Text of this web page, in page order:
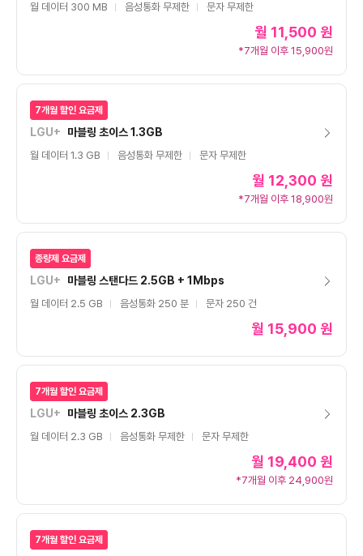
월 데이터 300 MB 음성통화 무제한 문자 무제한
월 11,500 원
*7개월 이후 15,900원
7개월 할인 요금제
LGU+ 마블링 초이스 1.3GB
월 데이터 1.3 GB 음성통화 무제한 문자 무제한
월 12,300 원
*7개월 이후 18,900원
종량제 요금제
LGU+ 마블링 스탠다드 2.5GB + 1Mbps
월 데이터 2.5 GB 음성통화 250 분 문자 250 건
월 15,900 원
7개월 할인 요금제
LGU+ 마블링 초이스 2.3GB
월 데이터 2.3 GB 음성통화 무제한 문자 무제한
월 19,400 원
*7개월 이후 24,900원
7개월 할인 요금제